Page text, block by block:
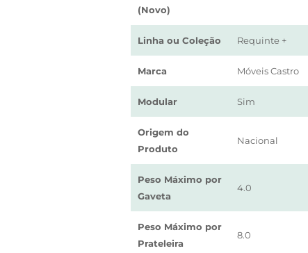
(Novo)
Linha ou Coleção Requinte +
Marca Móveis Castro
Modular Sim
Origem do
Produto
Nacional
Peso Máximo por
Gaveta
4.0
Peso Máximo por
Prateleira
8.0